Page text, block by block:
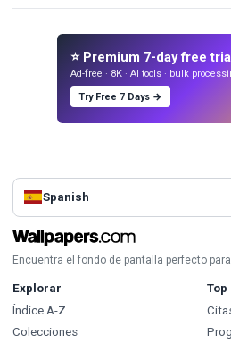
⭐ Premium 7-day free
Ad-free · 8K · AI tools · bulk
Try Free 7 Days →
Spanish
Encuentra el fondo de pantalla perfecto
Explorar
Índice A-Z
Colecciones
Top